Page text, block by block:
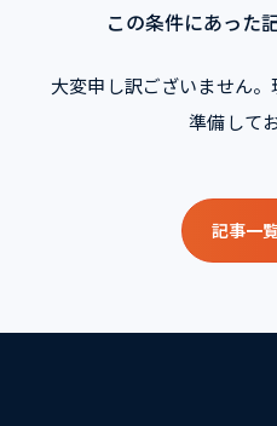
この条件にあった
大変申し訳ございません
準備して
記事一